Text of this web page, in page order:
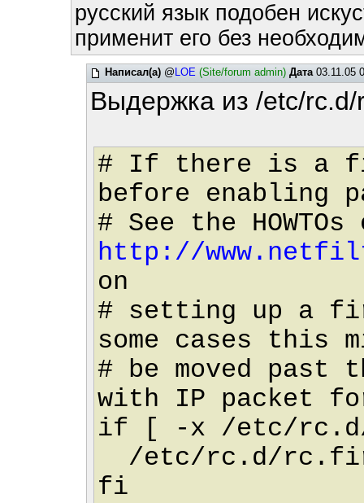
русский язык подобен
применит его без
Написал(а) @ LOE (Site/forum admin) Дата03.11.05
Выдержка из /etc/rc.d/
# If there is a
before enabling
# See the HOWTOs
http://
on
# setting up a
some cases this
# be moved past
with IP packet
if [ -x /etc/
/etc/rc.d/
fi